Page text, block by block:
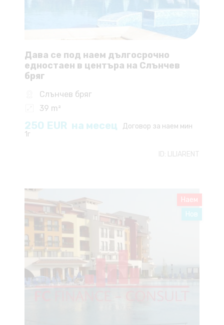
Дава се под наем дългосрочно
едностаен в центъра на Слънчев
бряг
Слънчев бряг
39 m²
250 EUR на месец
Договор за наем мин
1г
ID: LILIARENT
Наем
Нов